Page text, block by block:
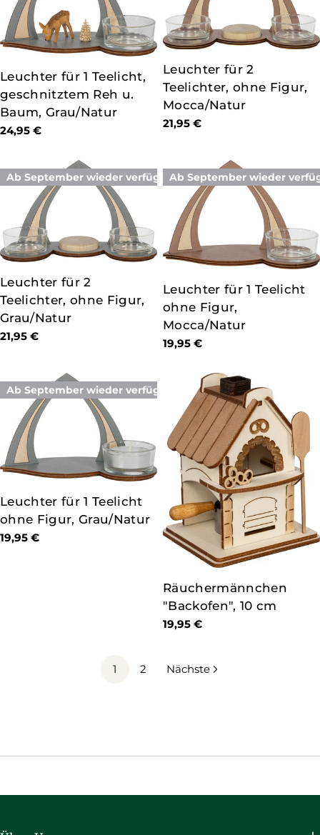
TYP:
Leuchter für 1 Teelicht,
geschnitztem Reh u.
Baum, Grau/Natur
Regulärer
24,95 €
TYP:
Leuchter für 2
Teelichter, ohne Figur,
Mocca/Natur
Regulärer
21,95 €
Ab September wieder verfügbar
TYP:
Leuchter für 2
Teelichter, ohne Figur,
Grau/Natur
Regulärer
21,95 €
Ab September wieder
TYP:
Leuchter für 1 Teelicht
ohne Figur,
Mocca/Natur
Regulärer
19,95 €
Ab September wieder verfügbar
TYP:
Leuchter für 1 Teelicht
ohne Figur, Grau/Natur
Regulärer
19,95 €
TYP:
Räuchermännchen
"Backofen", 10 cm
Regulärer
19,95 €
1 2 Nächste